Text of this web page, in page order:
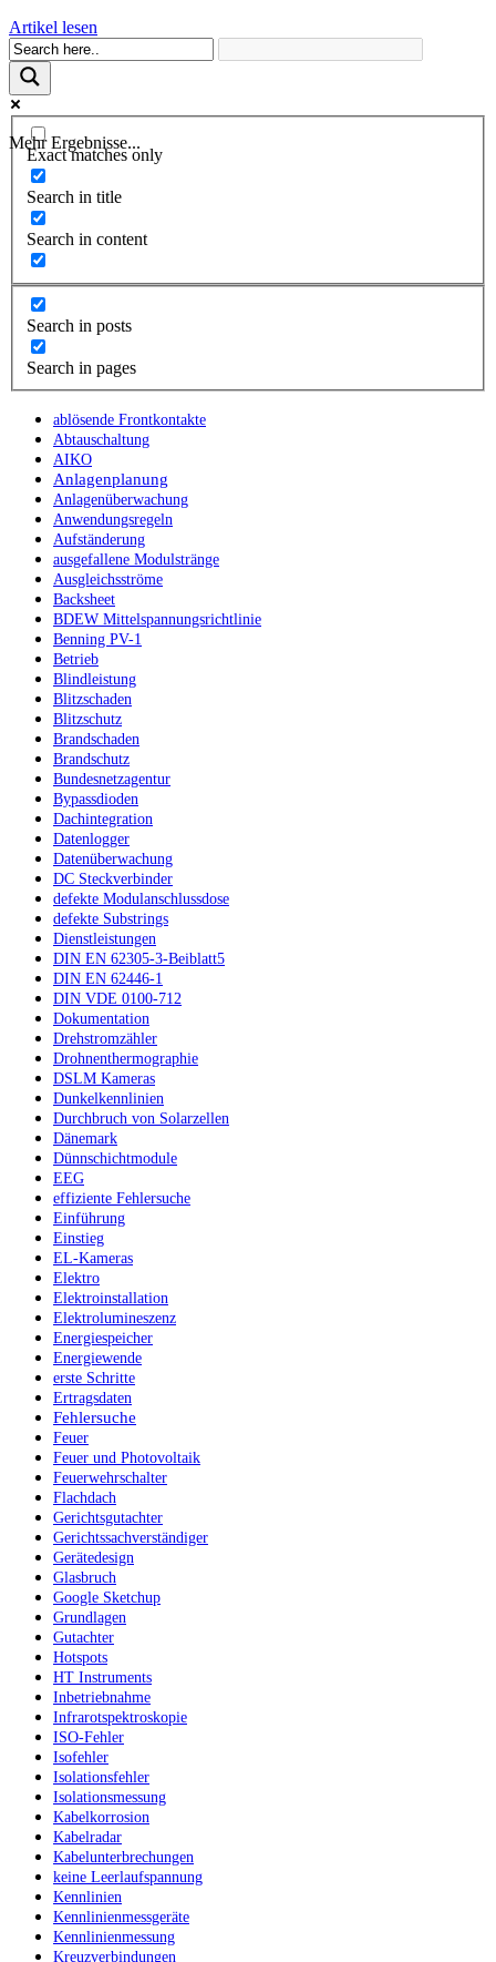
Artikel lesen
Mehr Ergebnisse...
Exact matches only
Search in title
Search in content
Search in posts
Search in pages
ablösende Frontkontakte
Abtauschaltung
AIKO
Anlagenplanung
Anlagenüberwachung
Anwendungsregeln
Aufständerung
ausgefallene Modulstränge
Ausgleichsströme
Backsheet
BDEW Mittelspannungsrichtlinie
Benning PV-1
Betrieb
Blindleistung
Blitzschaden
Blitzschutz
Brandschaden
Brandschutz
Bundesnetzagentur
Bypassdioden
Dachintegration
Datenlogger
Datenüberwachung
DC Steckverbinder
defekte Modulanschlussdose
defekte Substrings
Dienstleistungen
DIN EN 62305-3-Beiblatt5
DIN EN 62446-1
DIN VDE 0100-712
Dokumentation
Drehstromzähler
Drohnenthermographie
DSLM Kameras
Dunkelkennlinien
Durchbruch von Solarzellen
Dänemark
Dünnschichtmodule
EEG
effiziente Fehlersuche
Einführung
Einstieg
EL-Kameras
Elektro
Elektroinstallation
Elektrolumineszenz
Energiespeicher
Energiewende
erste Schritte
Ertragsdaten
Fehlersuche
Feuer
Feuer und Photovoltaik
Feuerwehrschalter
Flachdach
Gerichtsgutachter
Gerichtssachverständiger
Gerätedesign
Glasbruch
Google Sketchup
Grundlagen
Gutachter
Hotspots
HT Instruments
Inbetriebnahme
Infrarotspektroskopie
ISO-Fehler
Isofehler
Isolationsfehler
Isolationsmessung
Kabelkorrosion
Kabelradar
Kabelunterbrechungen
keine Leerlaufspannung
Kennlinien
Kennlinienmessgeräte
Kennlinienmessung
Kreuzverbindungen